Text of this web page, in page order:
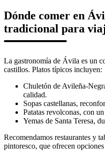
Dónde comer en
tradicional para
La gastronomía de Ávila es un
castillos. Platos típicos incluyen:
Chuletón de Avileña-
calidad.
Sopas castellanas,
Patatas revolconas, con
Yemas de Santa Teresa,
Recomendamos restaurantes y
pintoresco, que ofrecen